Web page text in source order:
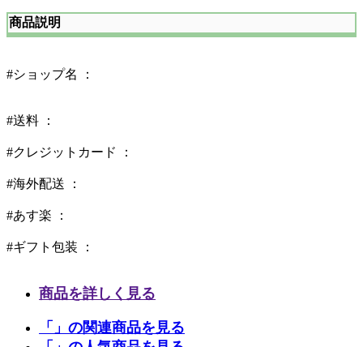
商品説明
#ショップ名 ：
#送料 ：
#クレジットカード ：
#海外配送 ：
#あす楽 ：
#ギフト包装 ：
商品を詳しく見る
「」の関連商品を見る